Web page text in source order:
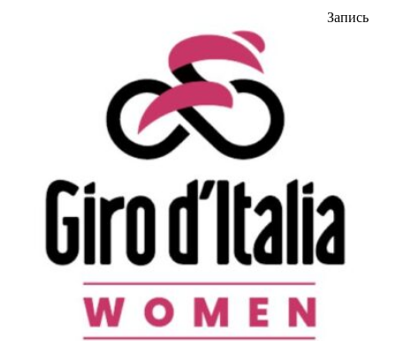
Запись